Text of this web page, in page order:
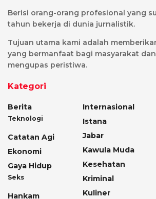
Berisi orang-orang profesional yang
tahun bekerja di dunia jurnalistik.
Tujuan utama kami adalah
yang bermanfaat bagi masyarakat
mengupas peristiwa.
Kategori
Berita
Teknologi
Catatan Agi
Ekonomi
Gaya Hidup
Seks
Hankam
Internasional
Istana
Jabar
Kawula Muda
Kesehatan
Kriminal
Kuliner